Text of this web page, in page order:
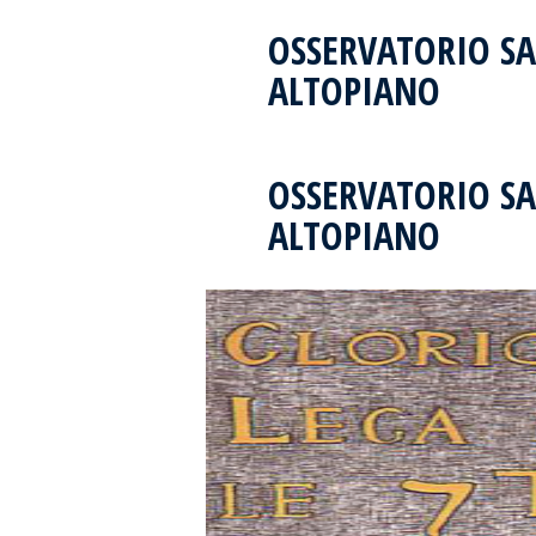
OSSERVATORIO
ALTOPIANO
OSSERVATORIO
ALTOPIANO